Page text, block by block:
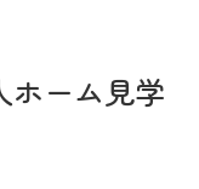
ホーム見学